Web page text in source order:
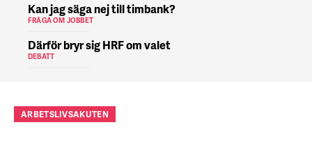
Kan jag säga nej till timbank?
FRÅGA OM JOBBET
Därför bryr sig HRF om valet
DEBATT
ARBETSLIVSAKUTEN